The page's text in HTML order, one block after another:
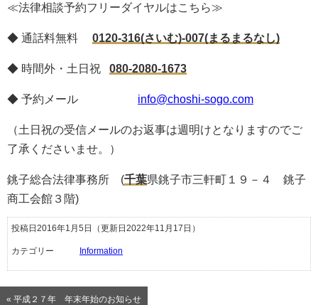
≪法律相談予約フリーダイヤルはこちら≫
◆ 通話料無料 0120-316(さいむ)-007(まるまるなし)
◆ 時間外・土日祝 080-2080-1673
◆ 予約メール info@choshi-sogo.com
（土日祝の受信メールのお返事は週明けとなりますのでご
了承くださいませ。）
銚子総合法律事務所 (千葉県銚子市三軒町１９－４ 銚子
商工会館３階)
投稿日2016年1月5日 （更新日2022年11月17日）
カテゴリー Information
« 平成２７年 年末年始のお知らせ